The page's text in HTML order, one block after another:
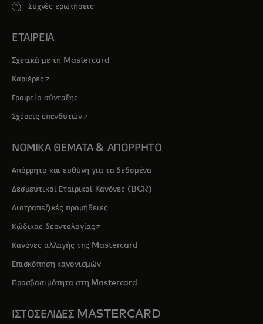
Συχνές ερωτήσεις
ΕΤΑΙΡΕΙΑ
Σχετικά με τη Mastercard
Καριέρεςopens in a new tab
Γραφείο σύνταξης
Σχέσεις επενδυτώνopens in a new tab
ΝΟΜΙΚΑ ΘΕΜΑΤΑ & ΑΠΟΡΡΗΤΟ
Απόρρητο και ευθύνη για τα δεδομένα
Δεσμευτικοί Εταιρικοί Κανόνες (BCR)
Διατραπεζικές προμήθειες
Κώδικας δεοντολογίαςopens in a new tab
Κανόνες αλλαγής της Mastercard
Επισκόπηση κανονισμών
Προσβασιμότητα στη Mastercard
ΙΣΤΟΣΕΛΙΔΕΣ MASTERCARD